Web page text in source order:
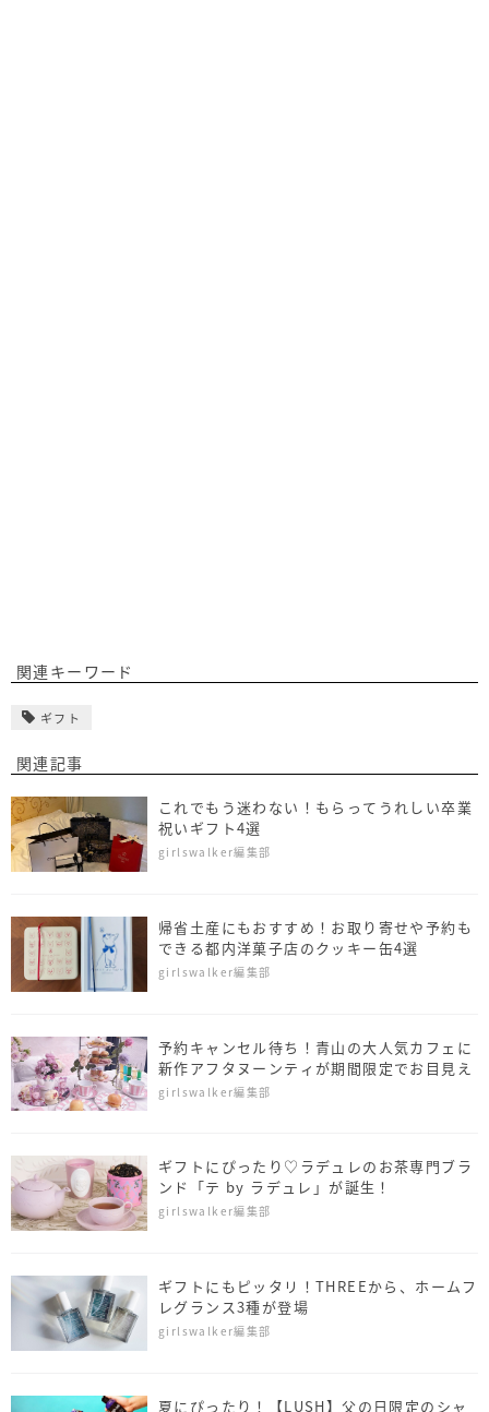
関連キーワード
ギフト
関連記事
これでもう迷わない！もらってうれしい卒業
祝いギフト4選
girlswalker編集部
帰省土産にもおすすめ！お取り寄せや予約も
できる都内洋菓子店のクッキー缶4選
girlswalker編集部
予約キャンセル待ち！青山の大人気カフェに
新作アフタヌーンティが期間限定でお目見え
girlswalker編集部
ギフトにぴったり♡ラデュレのお茶専門ブラ
ンド「テ by ラデュレ」が誕生！
girlswalker編集部
ギフトにもピッタリ！THREEから、ホームフ
レグランス3種が登場
girlswalker編集部
夏にぴったり！【LUSH】父の日限定のシャ